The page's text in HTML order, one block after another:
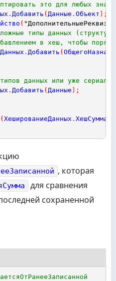
это для любых
. Добавить ( Данные . Объект ) ;
(
типы данных
в хеш, чтобы
. Добавить (
данных или уже
. Добавить ( Данные ) ;
( ХешированиеДанных . ХешСумма
, которая
для сравнения
сохраненной